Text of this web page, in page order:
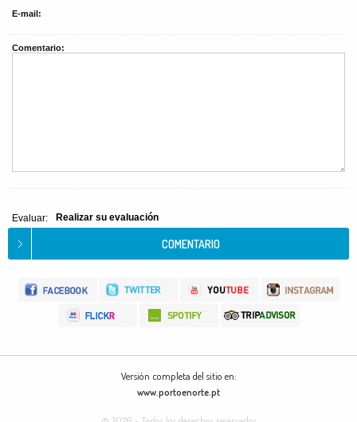
E-mail:
Comentario:
Evaluar: Realizar su evaluación
Versión completa del sitio en:
www.portoenorte.pt